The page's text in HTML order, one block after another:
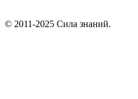
© 2011-2025 Сила знаний.